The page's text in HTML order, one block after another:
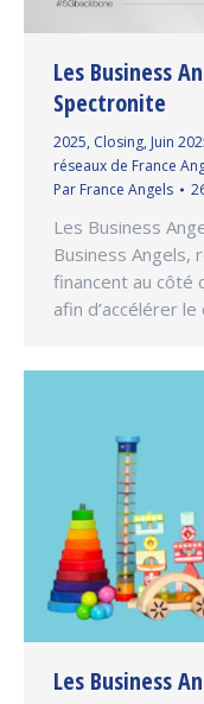
Les Business
Spectronite
2025, Closing, Juin
réseaux de France
Par France Angels
Les Business
Business Angels,
financent au côté
afin d’accélérer
Les Business